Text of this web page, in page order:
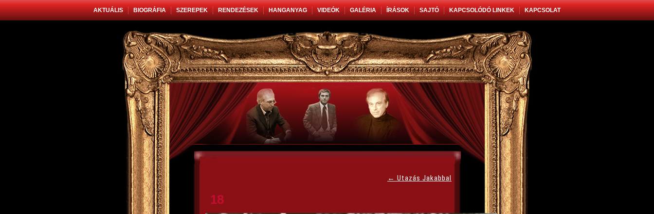
AKTUÁLIS BIOGRÁFIA SZEREPEK RENDEZÉSEK HANGANYAG VIDEÓK GALÉRIA ÍRÁSOK SAJTÓ KAPCSOLÓDÓ LINKEK KAPCSOLAT
← Utazás Jakabbal
18